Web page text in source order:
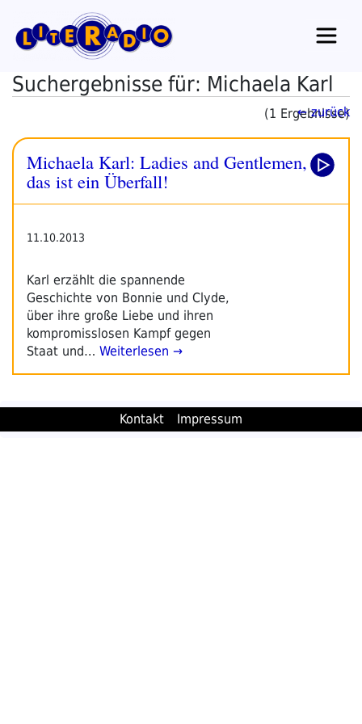
Inhalt
springen
Suchergebnisse für: Michaela Karl
(1 Ergebnisse)
← zurück
Michaela Karl: Ladies and Gentlemen,
das ist ein Überfall!
11.10.2013
Karl erzählt die spannende
Geschichte von Bonnie und Clyde,
über ihre große Liebe und ihren
kompromisslosen Kampf gegen
Staat und… Weiterlesen →
Kontakt Impressum